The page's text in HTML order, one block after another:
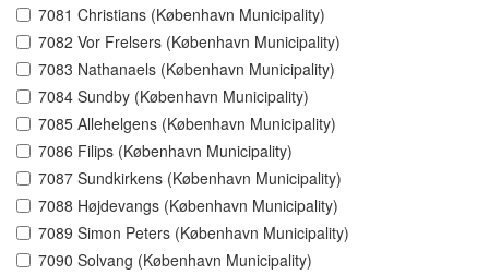
7081 Christians (København Municipality)
7082 Vor Frelsers (København Municipality)
7083 Nathanaels (København Municipality)
7084 Sundby (København Municipality)
7085 Allehelgens (København Municipality)
7086 Filips (København Municipality)
7087 Sundkirkens (København Municipality)
7088 Højdevangs (København Municipality)
7089 Simon Peters (København Municipality)
7090 Solvang (København Municipality)